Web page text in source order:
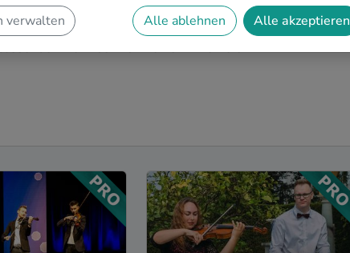
findest Du authentische Klassische
entspanntes Singer-Songwriter-Duo
Live-Musik für Deine Firmenfeier in
verwalten Alle ablehnen Alle akzeptieren